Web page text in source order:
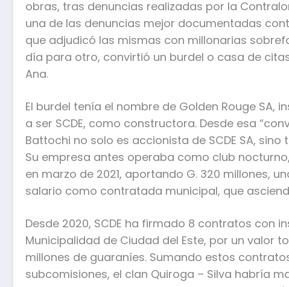
obras, tras denuncias realizadas por la
una de las denuncias mejor documentadas
que adjudicó las mismas con millonarias
día para otro, convirtió un burdel o casa de
Ana.
El burdel tenía el nombre de Golden Rouge SA,
a ser SCDE, como constructora. Desde esa
Battochi no solo es accionista de SCDE SA,
Su empresa antes operaba como club
en marzo de 2021, aportando G. 320 millones,
salario como contratada municipal, que
Desde 2020, SCDE ha firmado 8 contratos con
Municipalidad de Ciudad del Este, por un valor
millones de guaraníes. Sumando estos
subcomisiones, el clan Quiroga – Silva habría